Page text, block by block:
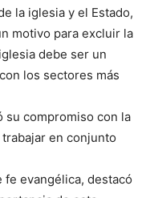
la iglesia y el Estado,
motivo para excluir la
debe ser un
los sectores más
su compromiso con la
en conjunto
fe evangélica, destacó